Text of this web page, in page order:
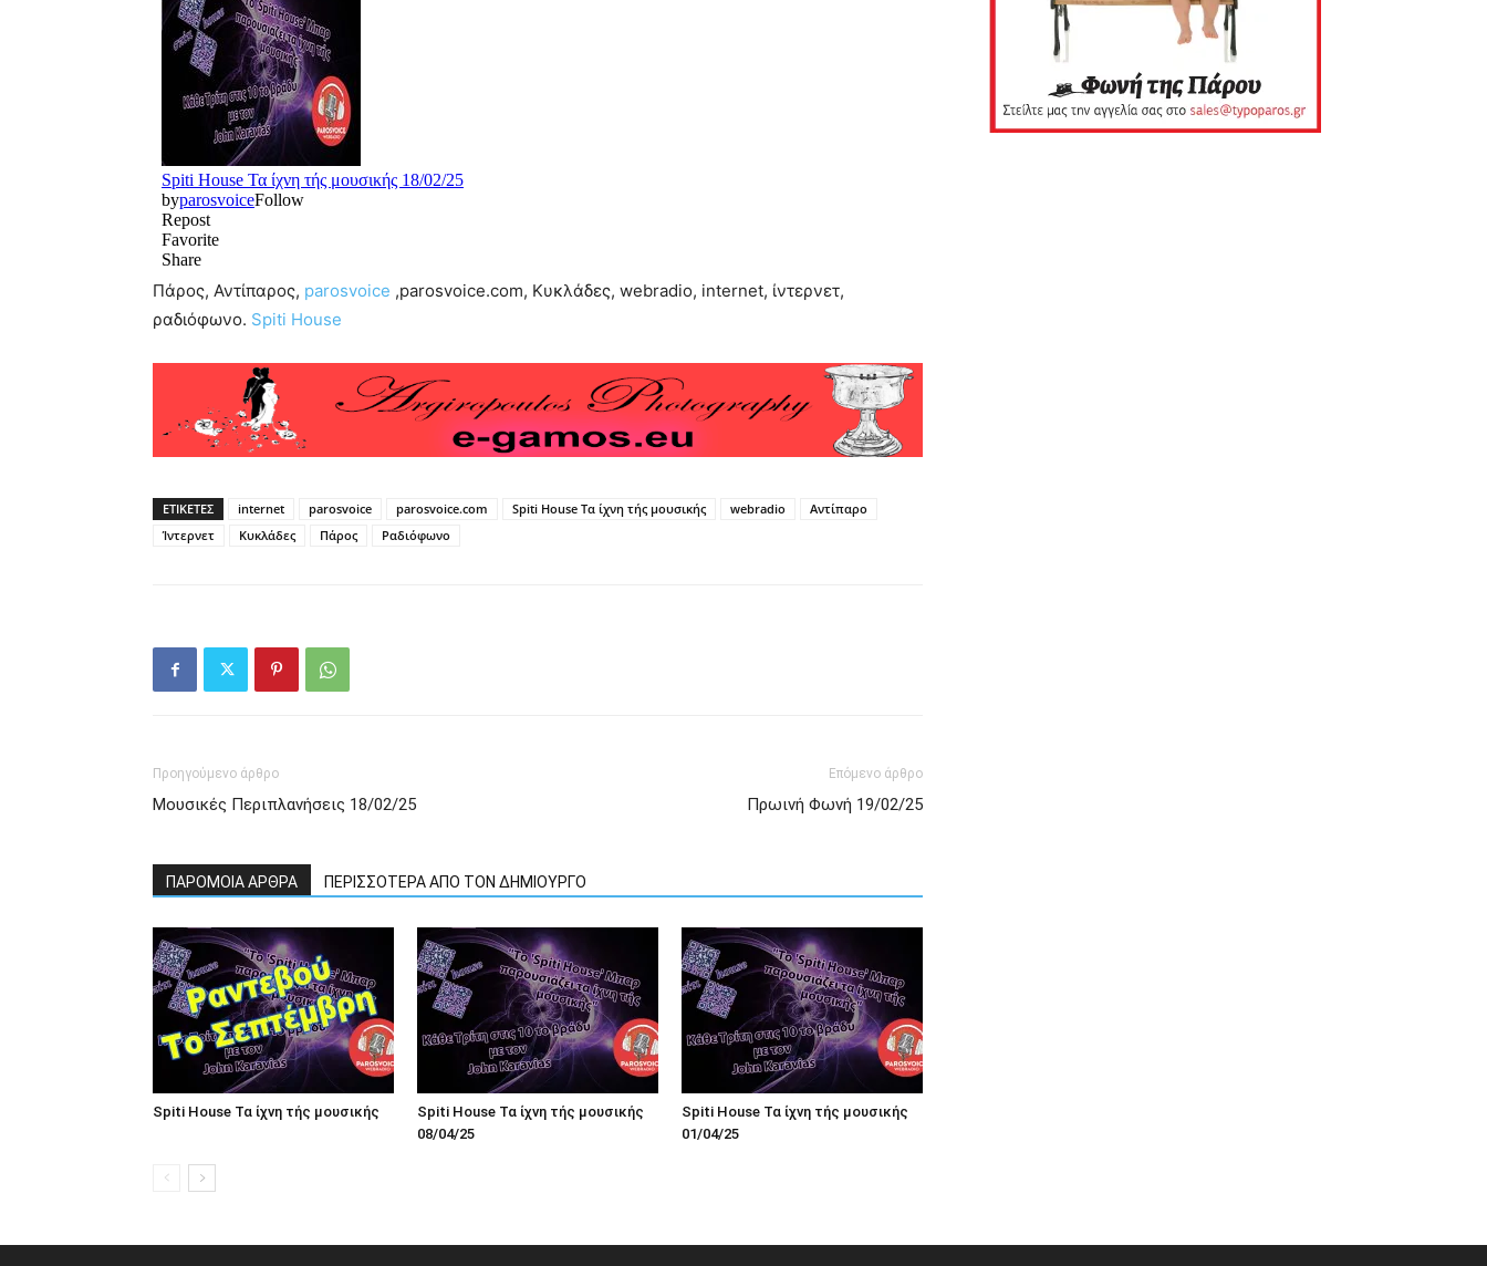
Πάρος, Αντίπαρος, parosvoice ,parosvoice.com, Κυκλάδες, webradio, internet, ίντερνετ,
ραδιόφωνο. Spiti House
ΕΤΙΚΕΤΕΣ internet parosvoice parosvoice.com Spiti House Τα ίχνη τής μουσικής webradio
Αντίπαρο
Ίντερνετ
Κυκλάδες Πάρος Ραδιόφωνο
Προηγούμενο άρθρο
Μουσικές Περιπλανήσεις 18/02/25
Επόμενο άρθρο
Πρωινή Φωνή 19/02/25
ΠΑΡΟΜΟΙΑ ΑΡΘΡΑ ΠΕΡΙΣΣΟΤΕΡΑ ΑΠΟ ΤΟΝ ΔΗΜΙΟΥΡΓΟ
Spiti House Τα ίχνη τής μουσικής
Spiti House Τα ίχνη τής μουσικής
08/04/25
Spiti House Τα ίχνη τής μουσικής
01/04/25